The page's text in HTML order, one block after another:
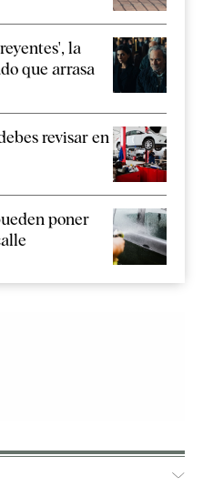
la
que arrasa
revisar en
poner